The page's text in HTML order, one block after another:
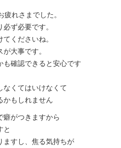
れさまでした。
ず必要です。
くださいね。
大事です。
も確認できると安心です
くてはいけなくて
かもしれません
癖がつきますから
と
ますし、焦る気持ちが